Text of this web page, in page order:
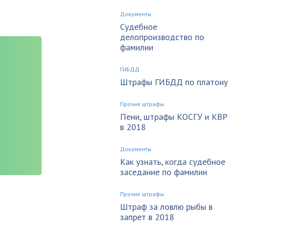
Документы
Судебное
делопроизводство по
фамилии
ГИБДД
Штрафы ГИБДД по платону
Прочие штрафы
Пени, штрафы КОСГУ и КВР
в 2018
Документы
Как узнать, когда судебное
заседание по фамилии
Прочие штрафы
Штраф за ловлю рыбы в
запрет в 2018